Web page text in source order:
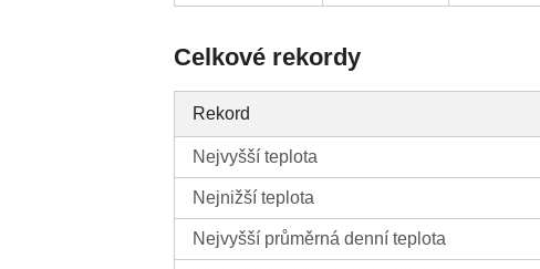
Celkové rekordy
Rekord
Nejvyšší teplota
Nejnižší teplota
Nejvyšší průměrná denní teplota